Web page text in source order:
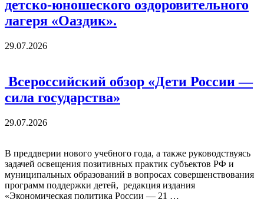
детско-юношеского оздоровительного
лагеря «Оаздик».
29.07.2026
Всероссийский обзор «Дети России —
сила государства»
29.07.2026
В преддверии нового учебного года, а также руководствуясь
задачей освещения позитивных практик субъектов РФ и
муниципальных образований в вопросах совершенствования
программ поддержки детей, редакция издания
«Экономическая политика России — 21 …